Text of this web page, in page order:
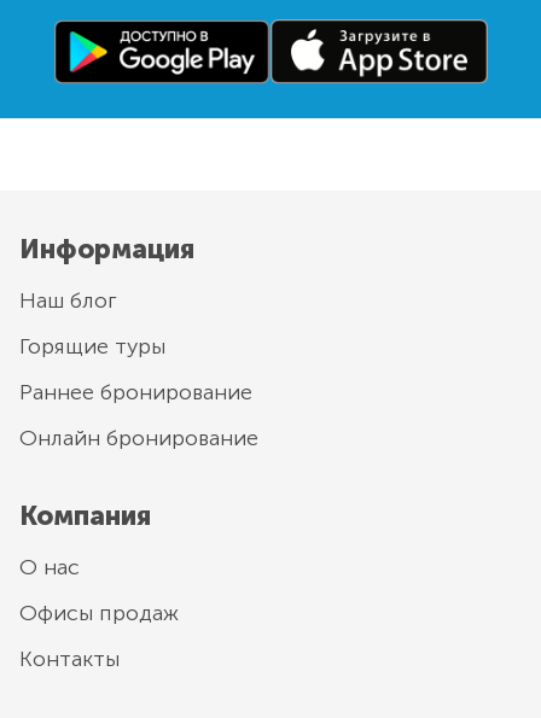
Информация
Наш блог
Горящие туры
Раннее бронирование
Онлайн бронирование
Компания
О нас
Офисы продаж
Контакты